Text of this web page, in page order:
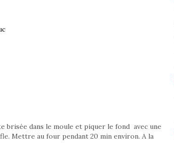
brisée dans le moule et piquer le fond avec une
Mettre au four pendant 20 min environ. A la